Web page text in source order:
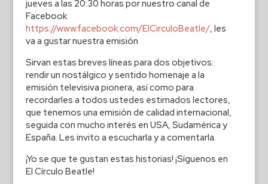
jueves a las 20:30 horas por nuestro canal de
Facebook
https://www.facebook.com/ElCirculoBeatle/, les
va a gustar nuestra emisión
Sirvan estas breves líneas para dos objetivos:
rendir un nostálgico y sentido homenaje a la
emisión televisiva pionera, así como para
recordarles a todos ustedes estimados lectores,
que tenemos una emisión de calidad internacional,
seguida con mucho interés en USA, Sudamérica y
España. Les invito a escucharla y a comentarla.
¡Yo se que te gustan estas historias! ¡Síguenos en
El Círculo Beatle!